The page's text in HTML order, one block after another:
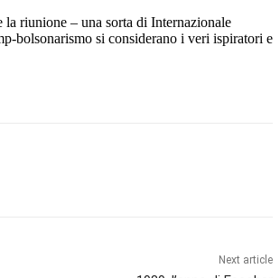
riunione – una sorta di Internazionale
bolsonarismo si considerano i veri ispiratori e
Next article